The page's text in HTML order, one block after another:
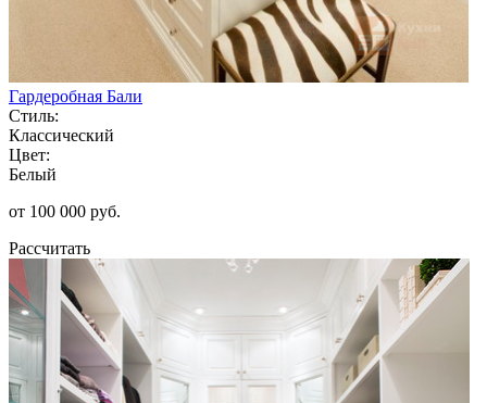
Гардеробная Бали
Стиль:
Классический
Цвет:
Белый
от 100 000 руб.
Рассчитать